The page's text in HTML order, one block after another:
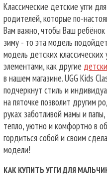
Классические детские угги
родителей, которые по-
Вам важно, чтобы Ваш
зиму - то эта модель
модель детских классических
элементами, как другие
в нашем магазине. UGG Kids
подчеркнут стиль и
на пяточке позволит другим
руках заботливой мамы и
тепло, уютно и комфортно в
гордиться собой и своим
модели!
КАК КУПИТЬ УГГИ ДЛЯ